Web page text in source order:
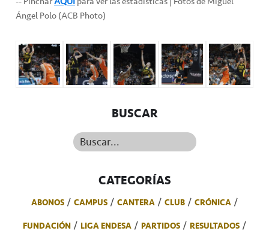
Ángel Polo (ACB Photo)
BUSCAR
Buscar...
CATEGORÍAS
ABONOS CAMPUS CANTERA CLUB
CRÓNICA
FUNDACIÓN
LIGA ENDESA PARTIDOS
RESULTADOS